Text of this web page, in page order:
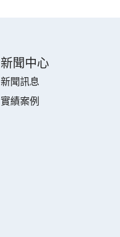
新聞中心
新聞訊息
實績案例